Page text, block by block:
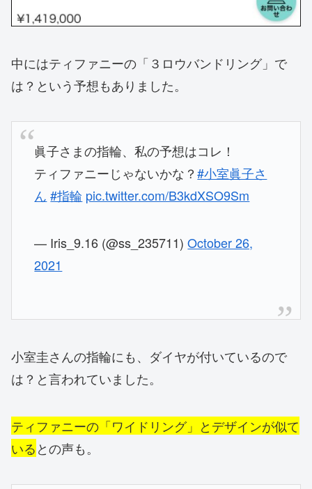
中にはティファニーの「３ロウバンドリング」で
は？という予想もありました。
眞子さまの指輪、私の予想はコレ！
ティファニーじゃないかな？#小室眞子さ
ん #指輪 pic.twitter.com/B3kdXSO9Sm
— Iris_9.16 (@ss_235711)October 26,
2021
小室圭さんの指輪にも、ダイヤが付いているので
は？と言われていました。
ティファニーの「ワイドリング」とデザインが似て
いるとの声も。